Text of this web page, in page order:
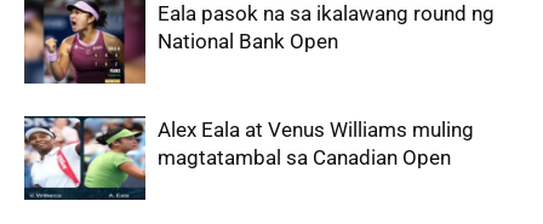
Eala pasok na sa ikalawang round ng
National Bank Open
Alex Eala at Venus Williams muling
magtatambal sa Canadian Open